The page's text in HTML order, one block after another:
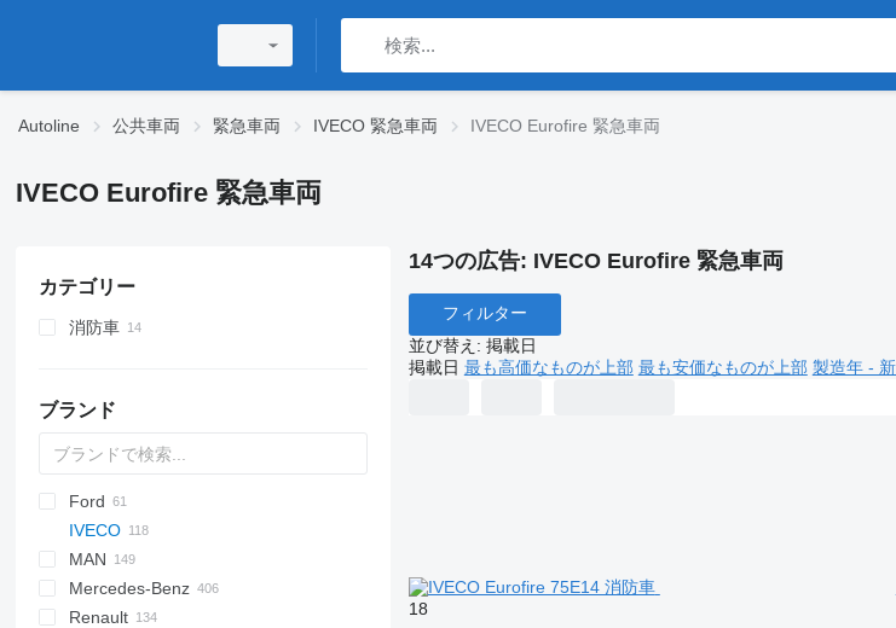
Autoline 公共車両 緊急車両 IVECO 緊急車両 IVECO Eurofire 緊急車両
IVECO Eurofire 緊急車両
カテゴリー
消防車
ブランド
A series
2-Series
X-Series
Express
Tahoe
Berlingo
Jumper
Jumpy
C-series
AS
CF
LF
YA
Doblo
Ducato
Scudo
Talento
Ford
Explorer
F-series
Ranger
Tourneo
FL
H-series
HD-series
L-series
W-series
IVECO
Daily
Daily 35
Daily 35-160
Daily 40
EuroCargo
EuroCargo 75
Eurofire
PayStar
ELF
FVR
Defender
MAN
KAT
L2000
5336
DLK
Mercedes-Benz
Actros
Canter
Atlas
Blitz
Boxer
Renault
14つの広告: IVECO Eurofire 緊急車両
フィルター
並び替え : 掲載日
掲載日 最も高価なものが上部 最も安価なものが上部 製造年 -
18